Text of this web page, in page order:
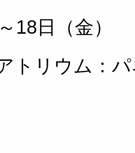
18日（金）
トリウム：